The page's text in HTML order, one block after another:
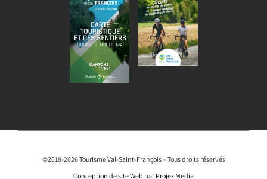
©2018-2026 Tourisme Val-Saint-François – Tous droits réservés
Conception de site Web par Projex Media